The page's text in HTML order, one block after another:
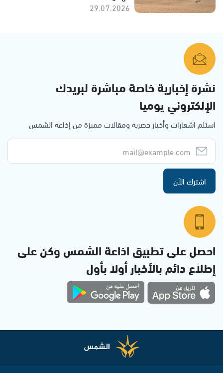
29.07.2026
نشرة إخبارية خاصة مباشرة لبريدك
الإلكتروني يوميا
استلم اشعارات وأخبار حصرية ومقالات مميزة من إذاعة الشمس
اشترك الآن
احصل على تطبيق اذاعة الشمس وكن على
إطلاع دائم بالأخبار أولاً بأول